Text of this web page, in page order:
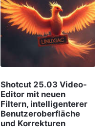
Shotcut 25.03 Video-
Editor mit neuen
Filtern, intelligenterer
Benutzeroberfläche
und Korrekturen